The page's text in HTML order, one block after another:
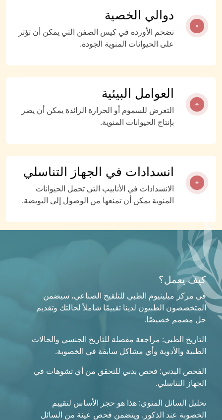
دوالي الخصية
تضخم الأوردة في كيس الصفن التي يمكن أن تؤثر
على الحيوانات المنوية الجودة.
العوامل البيئية
التعرض للسموم أو الحرارة الزائدة يمكن أن يضر
بإنتاج الحيوانات المنوية.
انسدادات في الجهاز التناسلي
الانسدادات في الأنابيب التي تحمل الحيوانات
المنوية يمكن أن تمنعها من الوصول إلى البويضة.
كيف يعمل؟
في مركز ميلينيوم الطبي للتلقيح الصناعي، سيضمن
المتخصصون الطبيون لدينا تقييمًا شاملاً لحالتك وتقديم
حل مصمم خصيصًا.
التاريخ الطبي: مراجعة مفصلة للتاريخ الجنسي والحالات
الطبية والأدوية وأي مشاكل سابقة في الخصوبة.
الفحص البدني: فحص بدني للتحقق من أي تشوهات في
الجهاز التناسلي.
تحليل السائل المنوي: هذا هو حجر الأساس لتقييم
الخصوبة عند الذكور. ويتضمن فحص عينة من السائل